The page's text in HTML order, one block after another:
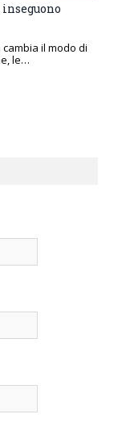
il modo di
le…